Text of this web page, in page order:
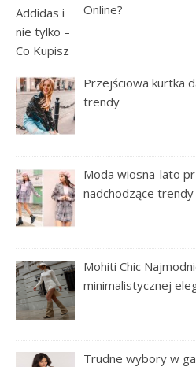
Online?
Przejściowa kurtka
trendy
Moda wiosna-lato
nadchodzące
Mohiti Chic
minimalistycznej
Trudne wybory w